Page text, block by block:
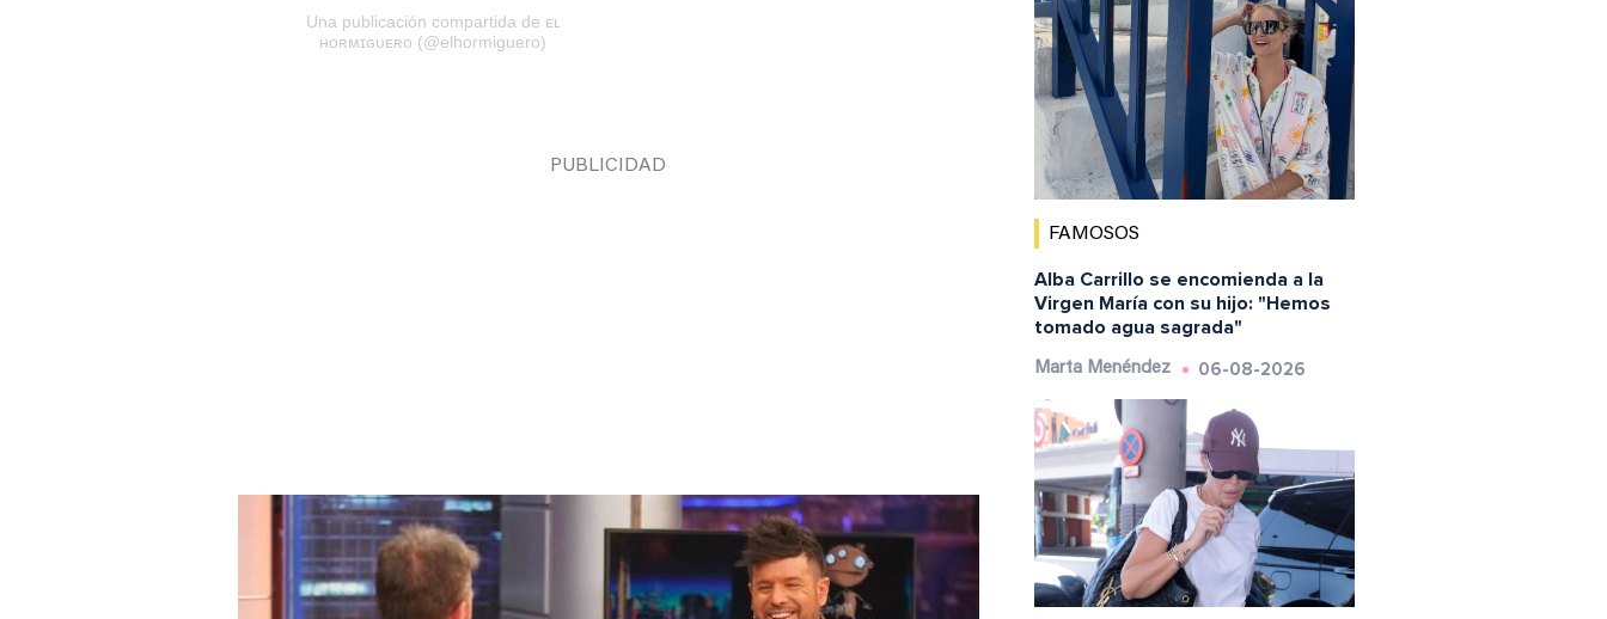
Una publicación compartida de ᴇʟ
ʜᴏʀᴍɪɢᴜᴇʀᴏ (@elhormiguero)
FAMOSOS
Alba Carrillo se encomienda a la
Virgen María con su hijo: "Hemos
tomado agua sagrada"
Marta Menéndez 06-08-2026